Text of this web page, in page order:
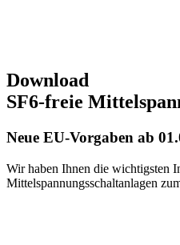
Download
SF6-freie
Neue EU-Vorgaben ab
Wir haben Ihnen die wichtigsten
Mittelspannungsschaltanlagen